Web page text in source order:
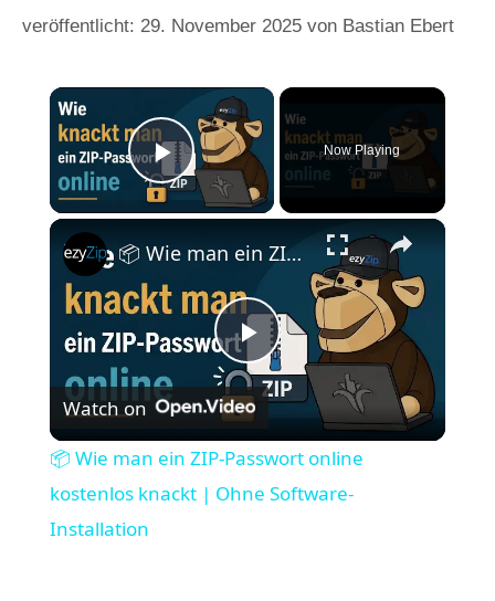
29. November 2025 von Bastian Ebert
×
Play Video
Now Playing
×
P
l
a
📦 Wie man ein ZIP-Passwort online kostenlos knackt | Ohne Software-Installation
Watch on
📦 Wie man ein ZIP-Passwort online
kostenlos knackt | Ohne Software-
Installation